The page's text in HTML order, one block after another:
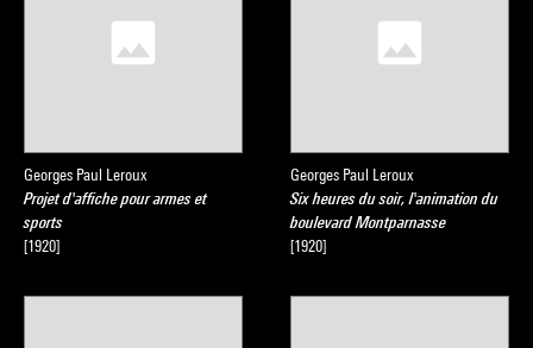
Georges Paul Leroux
Projet d'affiche pour armes et
sports
[1920]
Georges Paul Leroux
Six heures du soir, l'animation du
boulevard Montparnasse
[1920]